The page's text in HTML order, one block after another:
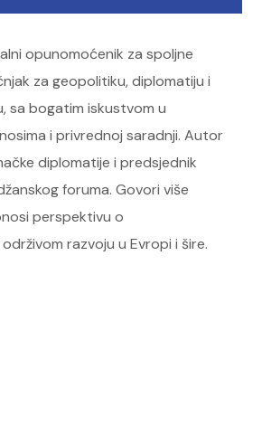
opunomoćenik za spoljne
za geopolitiku, diplomatiju i
sa bogatim iskustvom u
i privrednoj saradnji. Autor
diplomatije i predsjednik
foruma. Govori više
perspektivu o
razvoju u Evropi i šire.